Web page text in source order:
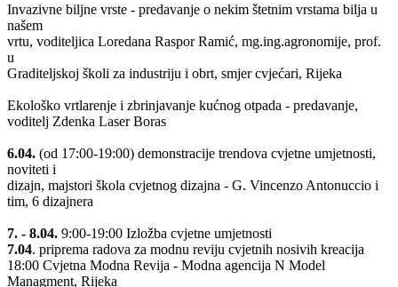
Invazivne biljne vrste - predavanje o nekim štetnim vrstama bilja u
našem
vrtu, voditeljica Loredana Raspor Ramić, mg.ing.agronomije, prof.
u
Graditeljskoj školi za industriju i obrt, smjer cvjećari, Rijeka
Ekološko vrtlarenje i zbrinjavanje kućnog otpada - predavanje,
voditelj Zdenka Laser Boras
6.04. (od 17:00-19:00) demonstracije trendova cvjetne umjetnosti,
noviteti i
dizajn, majstori škola cvjetnog dizajna - G. Vincenzo Antonuccio i
tim, 6 dizajnera
7. - 8.04. 9:00-19:00 Izložba cvjetne umjetnosti
7.04. priprema radova za modnu reviju cvjetnih nosivih kreacija
18:00 Cvjetna Modna Revija - Modna agencija N Model
Managment, Rijeka